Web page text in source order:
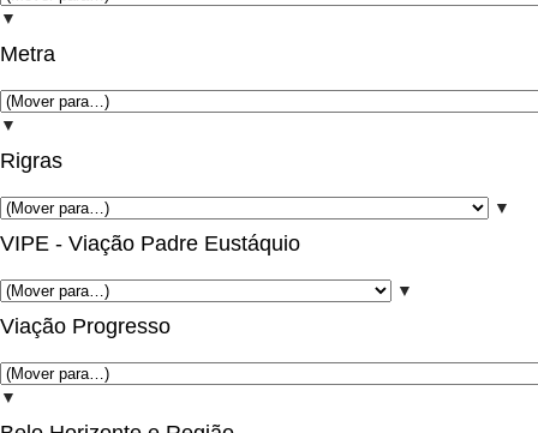
▼
Metra
▼
Rigras
▼
VIPE - Viação Padre Eustáquio
▼
Viação Progresso
▼